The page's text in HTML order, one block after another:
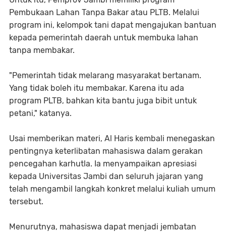
Pembukaan Lahan Tanpa Bakar atau PLTB. Melalui
program ini, kelompok tani dapat mengajukan bantuan
kepada pemerintah daerah untuk membuka lahan
tanpa membakar.
"Pemerintah tidak melarang masyarakat bertanam.
Yang tidak boleh itu membakar. Karena itu ada
program PLTB, bahkan kita bantu juga bibit untuk
petani," katanya.
Usai memberikan materi, Al Haris kembali menegaskan
pentingnya keterlibatan mahasiswa dalam gerakan
pencegahan karhutla. Ia menyampaikan apresiasi
kepada Universitas Jambi dan seluruh jajaran yang
telah mengambil langkah konkret melalui kuliah umum
tersebut.
Menurutnya, mahasiswa dapat menjadi jembatan